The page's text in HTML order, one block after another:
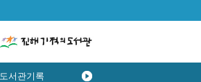
도서관기록